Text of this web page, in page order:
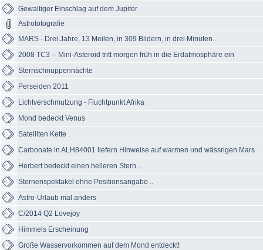
Gewaltiger Einschlag auf dem Jupiter
Astrofotografie
MARS - Drei Jahre, 13 Meilen, in 309 Bildern, in drei Minuten...
2008 TC3 -- Mini-Asteroid tritt morgen früh in die Erdatmosphäre ein
Sternschnuppennächte
Perseiden 2011
Lichtverschmutzung - Fluchtpunkt Afrika
Mond bedeckt Venus
Satelliten Kette .
Carbonate in ALH84001 liefern Hinweise auf warmen und wässrigen Mars
Herbert bedeckt einen helleren Stern...
Sternenspektakel ohne Positionsangabe ..
Astro-Urlaub mal anders
C/2014 Q2 Lovejoy
Himmels Erscheinung
Große Wasservorkommen auf dem Mond entdeckt!